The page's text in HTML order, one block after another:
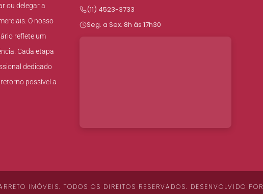
ou delegar a
O nosso
reflete um
Cada etapa
dedicado
possível a
(11) 4523-3733
Seg. a Sex. 8h às 17h30
IMÓVEIS. TODOS OS DIREITOS RESERVADOS. DESENVOLVIDO POR